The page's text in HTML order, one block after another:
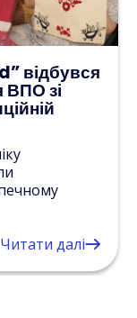
відбувся
ВПО зі
Читати далі